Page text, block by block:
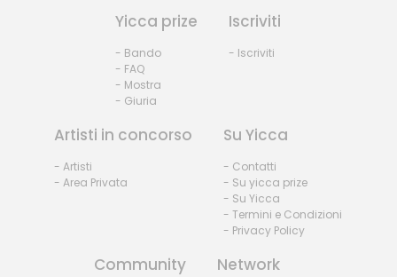
Yicca prize
- Bando
- FAQ
- Mostra
- Giuria
Iscriviti
- Iscriviti
Artisti in concorso
- Artisti
- Area Privata
Su Yicca
- Contatti
- Su yicca prize
- Su Yicca
- Termini e Condizioni
- Privacy Policy
Community Network